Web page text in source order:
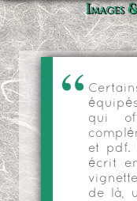
Images
qui
et pdf.
écrit
de là,